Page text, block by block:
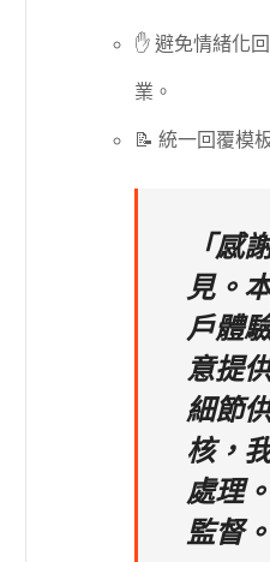
✋ 避免情緒化
業。
📝 統一回覆模
「感
見。
戶體
意提
細節
核，
處理
監督